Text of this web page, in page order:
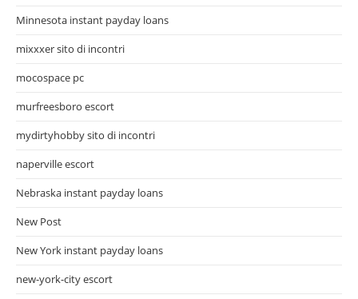
Minnesota instant payday loans
mixxxer sito di incontri
mocospace pc
murfreesboro escort
mydirtyhobby sito di incontri
naperville escort
Nebraska instant payday loans
New Post
New York instant payday loans
new-york-city escort